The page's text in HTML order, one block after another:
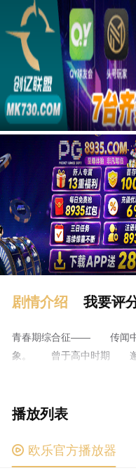
剧情介绍 我要评
青春期综合征―― 传闻中
象。 曾于高中时期 邂
川咲太"也已成为大学生
不合时令的迷你裙圣诞
你裙圣诞少女向咲太宣
平台流行的预知梦、身份
播放列表
 欧乐官方播放器